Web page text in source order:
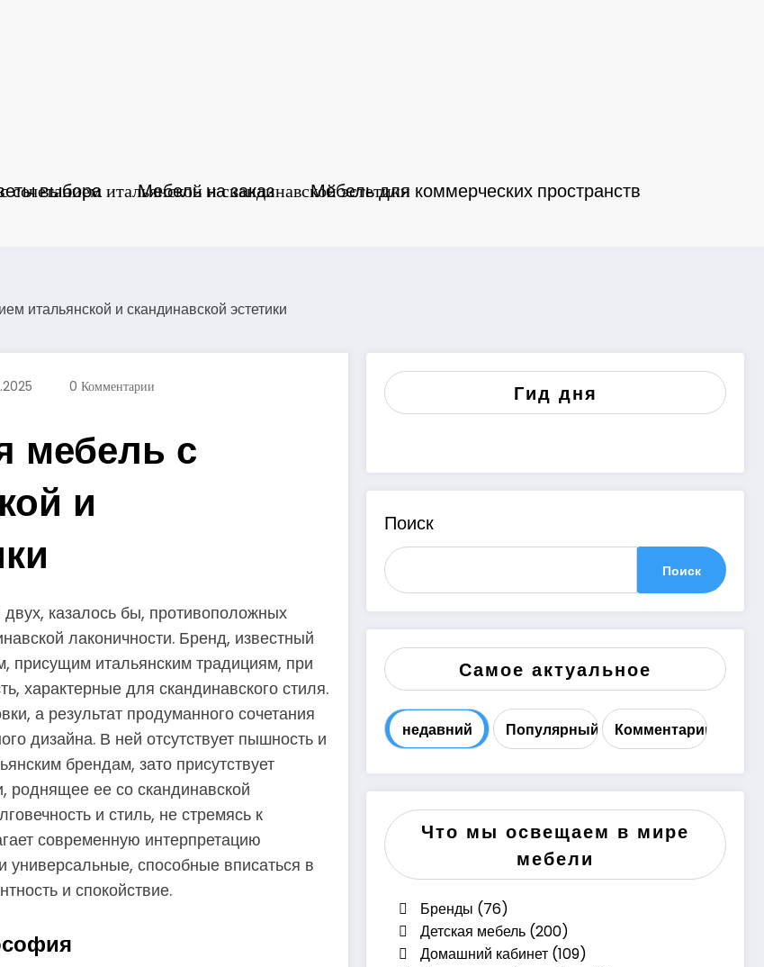
выбора Мебель на заказ Мебель для коммерческих пространств
итальянской и скандинавской эстетики
0 Комментарии
мебель с
и
казалось бы, противоположных
лаконичности. Бренд, известный
присущим итальянским традициям, при
характерные для скандинавского стиля.
а результат продуманного сочетания
дизайна. В ней отсутствует пышность и
брендам, зато присутствует
роднящее ее со скандинавской
и стиль, не стремясь к
современную интерпретацию
способные вписаться в
и спокойствие.
Гид дня
Поиск
Поиск
Самое актуальное
недавний Популярный Комментарий
Что мы освещаем в мире
мебели
Бренды (76)
Детская мебель (200)
Домашний кабинет (109)